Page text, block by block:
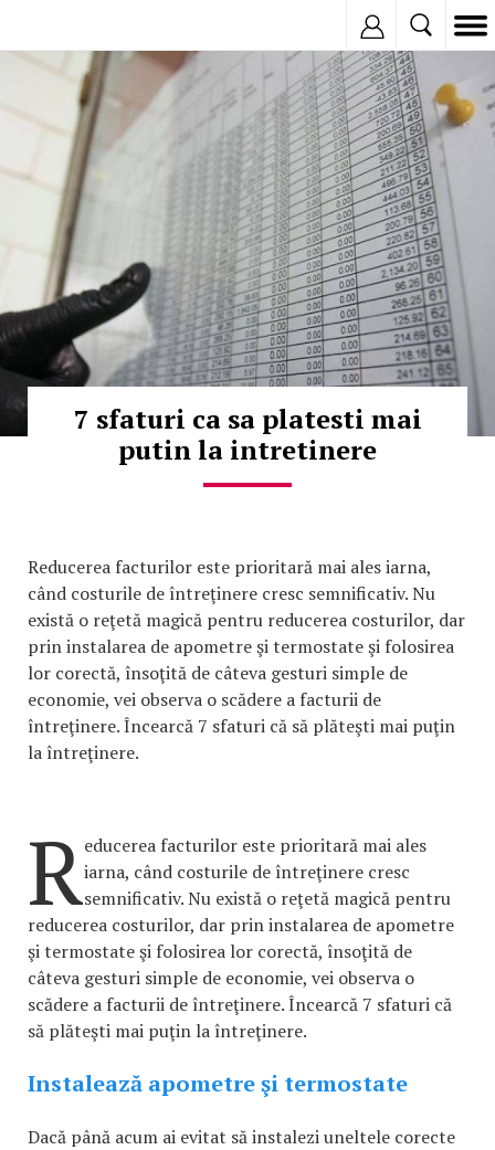
© Copyright:
7 sfaturi ca sa platesti mai
putin la intretinere
Reducerea facturilor este prioritară mai ales iarna,
când costurile de întreţinere cresc semnificativ. Nu
există o reţetă magică pentru reducerea costurilor, dar
prin instalarea de apometre şi termostate şi folosirea
lor corectă, însoţită de câteva gesturi simple de
economie, vei observa o scădere a facturii de
întreţinere. Încearcă 7 sfaturi că să plăteşti mai puţin
la întreţinere.
Reducerea facturilor este prioritară mai ales
iarna, când costurile de întreţinere cresc
semnificativ. Nu există o reţetă magică pentru
reducerea costurilor, dar prin instalarea de apometre
şi termostate şi folosirea lor corectă, însoţită de
câteva gesturi simple de economie, vei observa o
scădere a facturii de întreţinere. Încearcă 7 sfaturi că
să plăteşti mai puţin la întreţinere.
Instalează apometre şi termostate
Dacă până acum ai evitat să instalezi uneltele corecte